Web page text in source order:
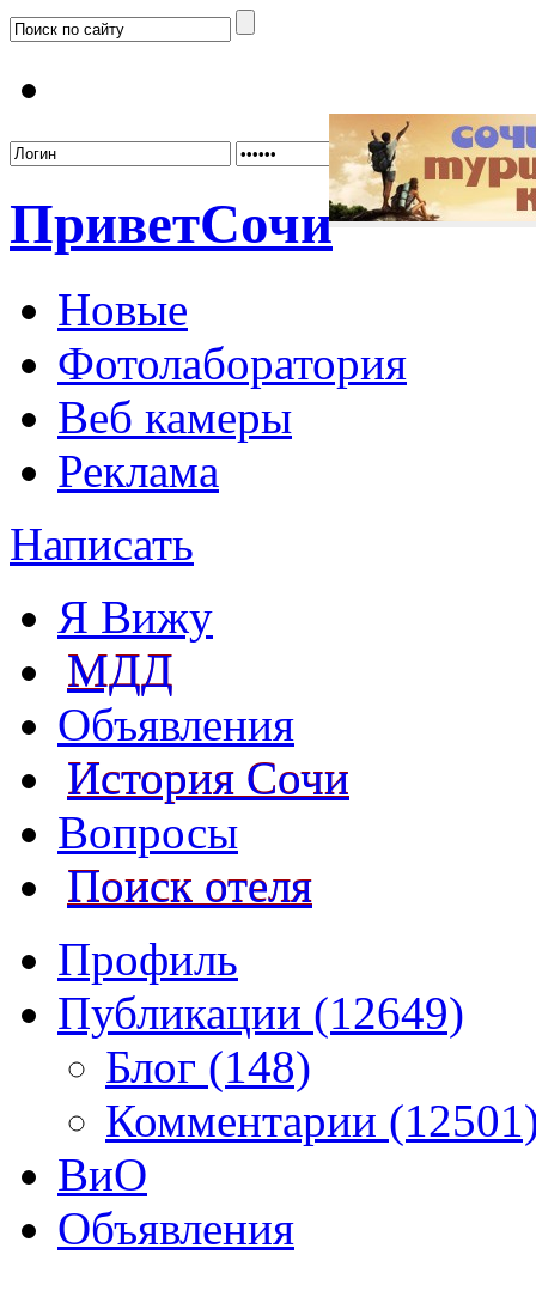
ПриветСочи
Новые
Фотолаборатория
Веб камеры
Реклама
Написать
Я Вижу
МДД
Объявления
История Сочи
Вопросы
Поиск отеля
Профиль
Публикации (12649)
Блог (148)
Комментарии
ВиО
Объявления